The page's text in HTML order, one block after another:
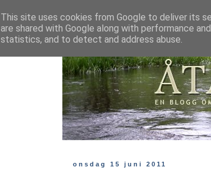
onsdag 15 juni 2011
This site uses cookies from Google to deliver its
are shared with Google along with performance
statistics, and to detect and address abuse.